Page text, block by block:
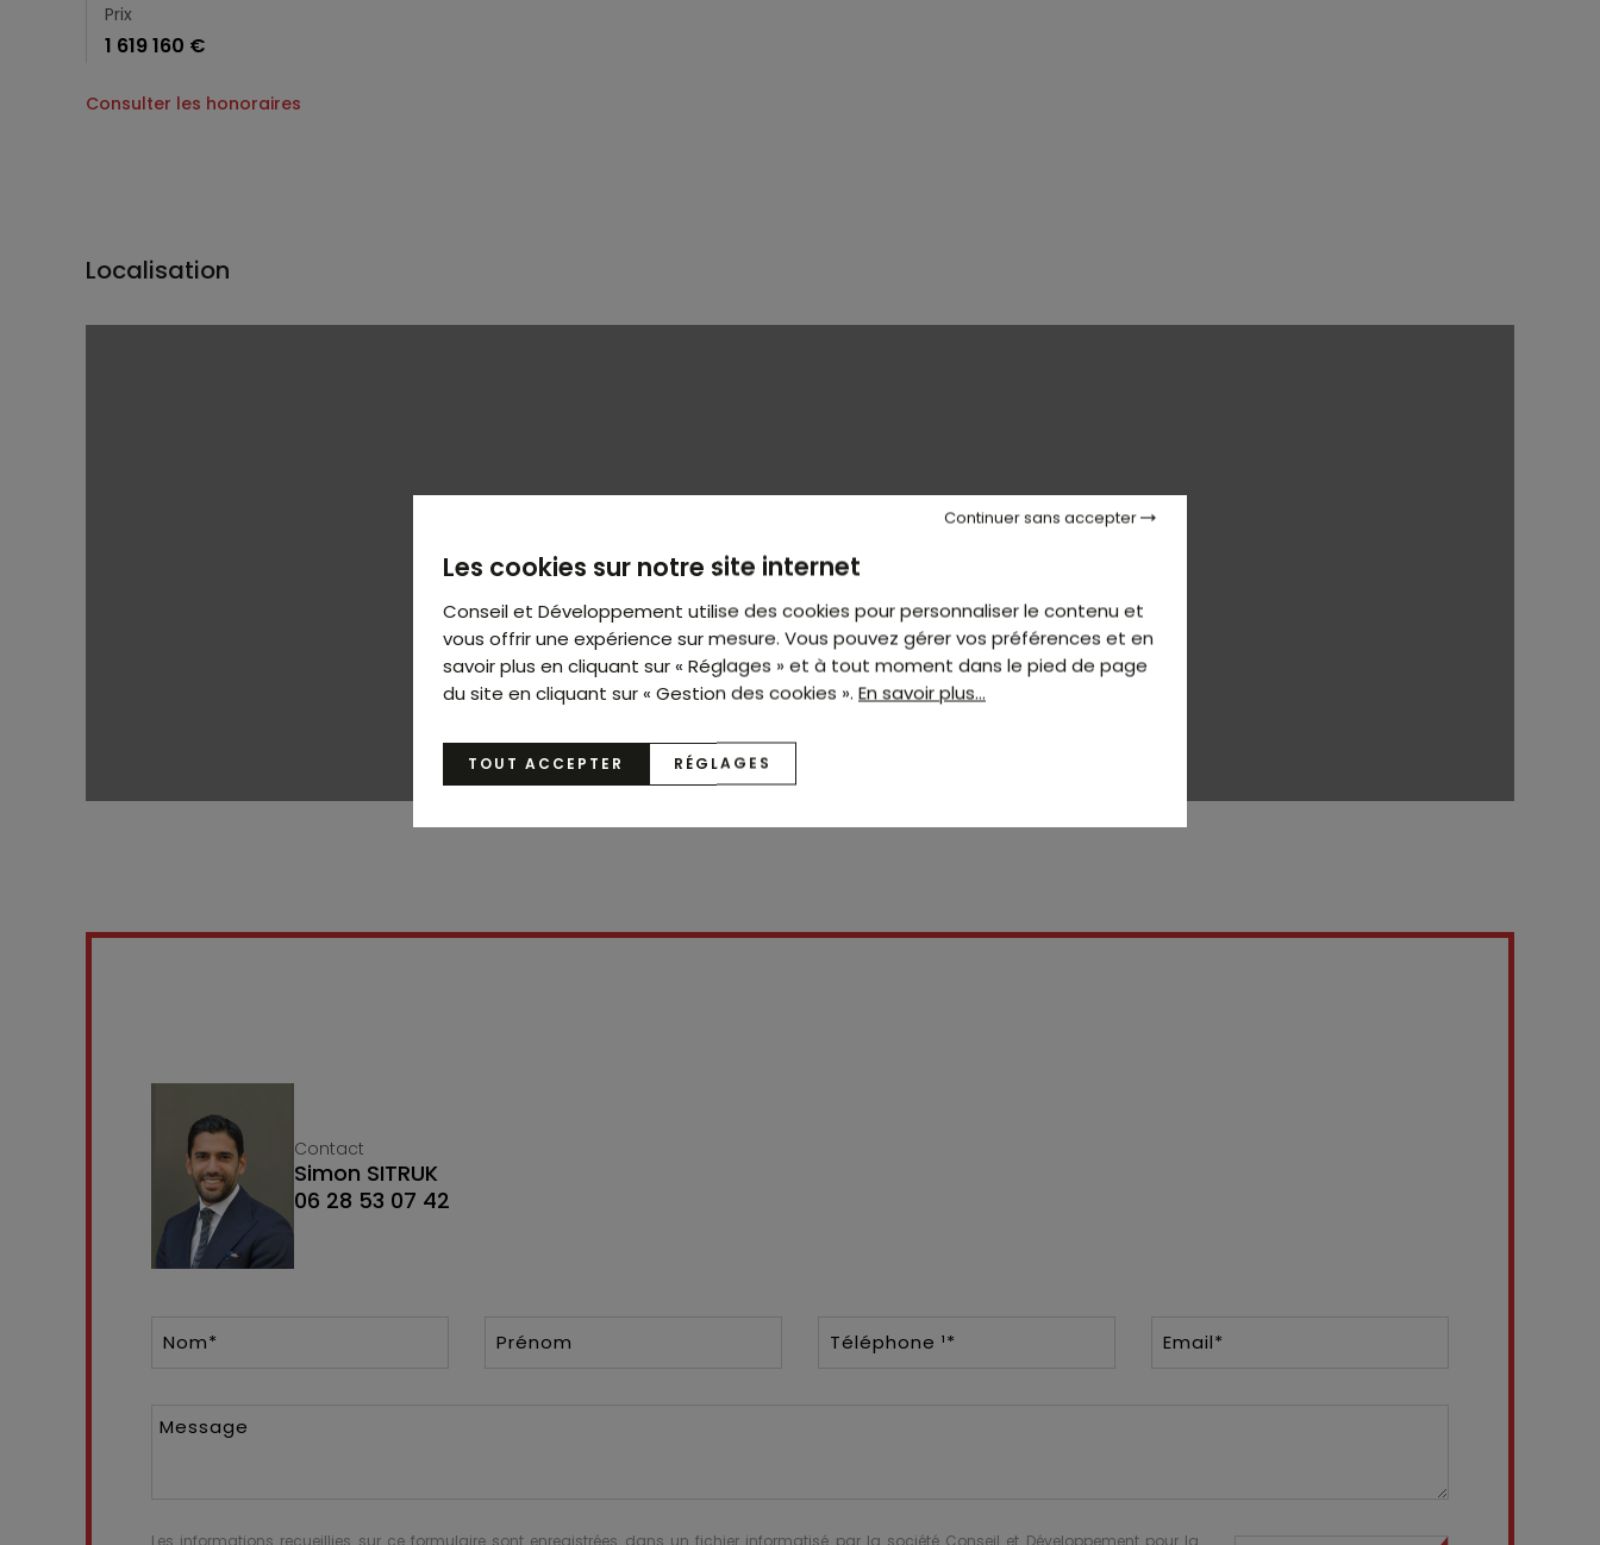
Prix
1 619 160 €
Consulter les honoraires
Localisation
Contact
Simon SITRUK
06 28 53 07 42
Nom* Prénom Téléphone ¹* Email*
Message
Les informations recueillies sur ce formulaire sont enregistrées dans un fichier informatisé par la société Conseil et Développement pour la
Les cookies sur notre site internet
Conseil et Développement utilise des cookies pour personnaliser le contenu et
vous offrir une expérience sur mesure. Vous pouvez gérer vos préférences et en
savoir plus en cliquant sur « Réglages » et à tout moment dans le pied de page
du site en cliquant sur « Gestion des cookies ». En savoir plus...
TOUT ACCEPTER RÉGLAGES
Continuer sans accepter